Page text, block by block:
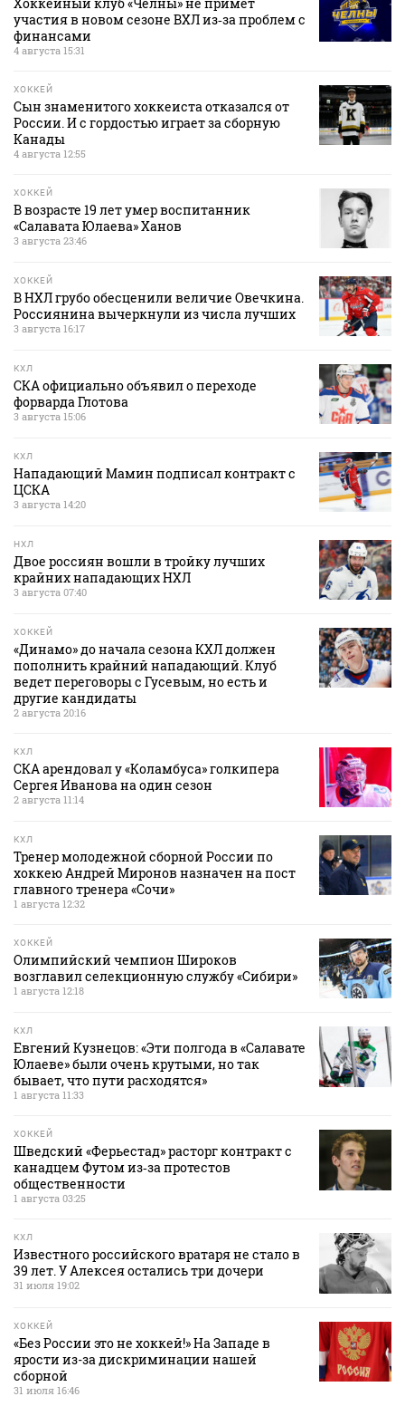
участия в новом сезоне ВХЛ из‑за проблем с
финансами
4 августа 15:31
ХОККЕЙ
Сын знаменитого хоккеиста отказался от
России. И с гордостью играет за сборную
Канады
4 августа 12:55
ХОККЕЙ
В возрасте 19 лет умер воспитанник
«Салавата Юлаева» Ханов
3 августа 23:46
ХОККЕЙ
В НХЛ грубо обесценили величие Овечкина.
Россиянина вычеркнули из числа лучших
3 августа 16:17
КХЛ
СКА официально объявил о переходе
форварда Глотова
3 августа 15:06
КХЛ
Нападающий Мамин подписал контракт с
ЦСКА
3 августа 14:20
НХЛ
Двое россиян вошли в тройку лучших
крайних нападающих НХЛ
3 августа 07:40
ХОККЕЙ
«Динамо» до начала сезона КХЛ должен
пополнить крайний нападающий. Клуб
ведет переговоры с Гусевым, но есть и
другие кандидаты
2 августа 20:16
КХЛ
СКА арендовал у «Коламбуса» голкипера
Сергея Иванова на один сезон
2 августа 11:14
КХЛ
Тренер молодежной сборной России по
хоккею Андрей Миронов назначен на пост
главного тренера «Сочи»
1 августа 12:32
ХОККЕЙ
Олимпийский чемпион Широков
возглавил селекционную службу «Сибири»
1 августа 12:18
КХЛ
Евгений Кузнецов: «Эти полгода в «Салавате
Юлаеве» были очень крутыми, но так
бывает, что пути расходятся»
1 августа 11:33
ХОККЕЙ
Шведский «Ферьестад» расторг контракт с
канадцем Футом из‑за протестов
общественности
1 августа 03:25
КХЛ
Известного российского вратаря не стало в
39 лет. У Алексея остались три дочери
31 июля 19:02
ХОККЕЙ
«Без России это не хоккей!» На Западе в
ярости из-за дискриминации нашей
сборной
31 июля 16:46